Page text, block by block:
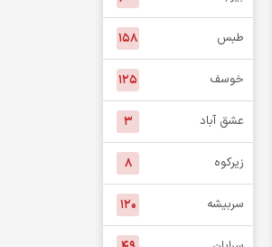
طبس ۱۵۸
خوسف ۱۲۵
عشق آباد ۳
زیرکوه ۸
سربیشه ۱۲۰